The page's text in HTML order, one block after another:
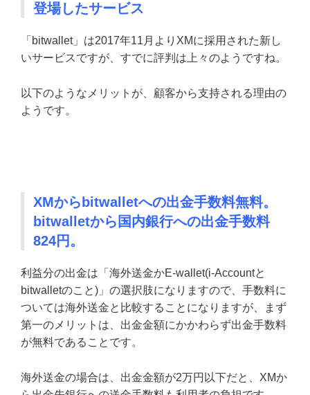
登場したサービス
「bitwallet」は2017年11月よりXMに採用された新し
いサービスですが、すでに評判は上々のようですね。
以下のようなメリットが、顧客から支持される理由の
ようです。
XMからbitwalletへの出金手数料無料。
bitwalletから国内銀行への出金手数料
824円。
利益分の出金は「海外送金かE-wallet(i-Accountと
bitwalletのこと)」の選択肢になりますので、手数料に
ついては海外送金と比較することになりますが、まず
第一のメリットは、出金金額にかかわらず出金手数料
が無料であることです。
海外送金の場合は、出金金額が2万円以下だと、XMか